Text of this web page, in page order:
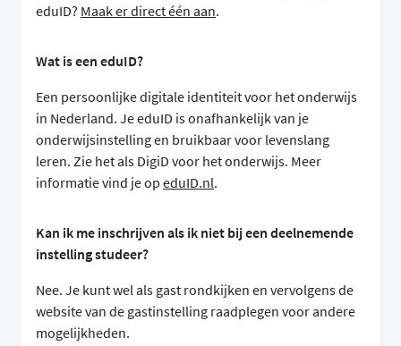
eduID? Maak er direct één aan.
Wat is een eduID?
Een persoonlijke digitale identiteit voor het onderwijs
in Nederland. Je eduID is onafhankelijk van je
onderwijsinstelling en bruikbaar voor levenslang
leren. Zie het als DigiD voor het onderwijs. Meer
informatie vind je op eduID.nl.
Kan ik me inschrijven als ik niet bij een deelnemende
instelling studeer?
Nee. Je kunt wel als gast rondkijken en vervolgens de
website van de gastinstelling raadplegen voor andere
mogelijkheden.